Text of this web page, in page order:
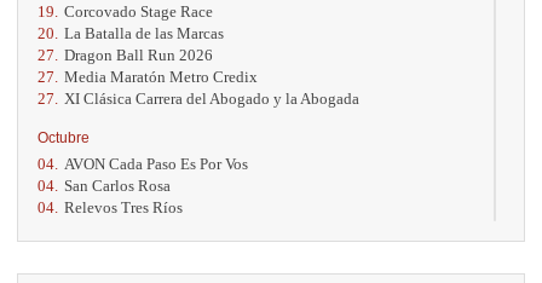
19. Corcovado Stage Race
20. La Batalla de las Marcas
27. Dragon Ball Run 2026
27. Media Maratón Metro Credix
27.
XI Clásica Carrera del Abogado y la Abogada
Octubre
04. AVON Cada Paso Es Por Vos
04. San Carlos Rosa
04. Relevos Tres Ríos
17. Caribe Paradise Run